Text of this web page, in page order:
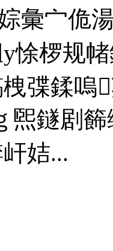
彙宀佹
悇椤规
弽鍒嗚
煕鐩剧
姞...